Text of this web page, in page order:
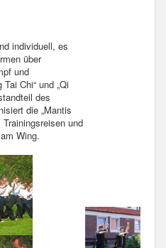
individuell, es
über
und
Chi“ und „Qi
des
die „Mantis
und
Wing.